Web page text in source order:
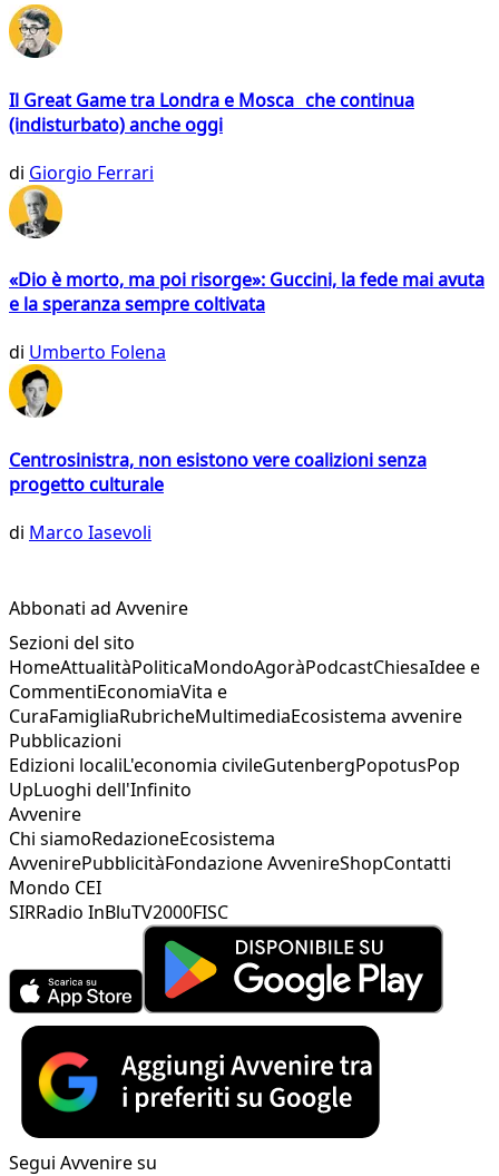
Il Great Game tra Londra e Mosca che continua
(indisturbato) anche oggi
di Giorgio Ferrari
«Dio è morto, ma poi risorge»: Guccini, la fede mai avuta
e la speranza sempre coltivata
di Umberto Folena
Centrosinistra, non esistono vere coalizioni senza
progetto culturale
di Marco Iasevoli
Abbonati ad Avvenire
Sezioni del sito
HomeAttualitàPoliticaMondoAgoràPodcastChiesaIdee e
CommentiEconomiaVita e
CuraFamigliaRubricheMultimediaEcosistema avvenire
Pubblicazioni
Edizioni localiL'economia civileGutenbergPopotusPop
UpLuoghi dell'Infinito
Avvenire
Chi siamoRedazioneEcosistema
AvvenirePubblicitàFondazione AvvenireShopContatti
Mondo CEI
SIRRadio InBluTV2000FISC
Segui Avvenire su